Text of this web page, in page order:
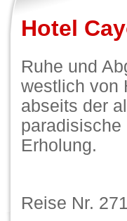
Hotel
Ruhe und
westlich von
abseits der
paradisische
Erholung.
Reise Nr.